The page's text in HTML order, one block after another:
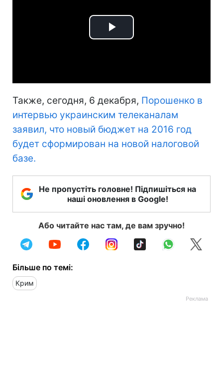
Play
Также, сегодня, 6 декабря, Порошенко в
интервью украинским телеканалам
заявил, что новый бюджет на 2016 год
будет сформирован на новой налоговой
базе.
Не пропустіть головне! Підпишіться на
наші оновлення в Google!
Або читайте нас там, де вам зручно!
Більше по темі:
Крим